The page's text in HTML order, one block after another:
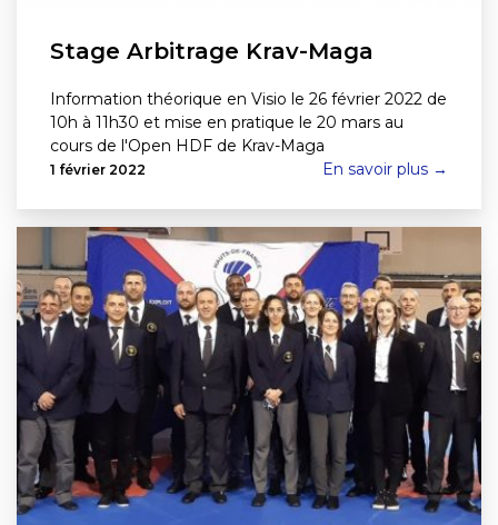
Stage Arbitrage Krav-Maga
Information théorique en Visio le 26 février 2022 de
10h à 11h30 et mise en pratique le 20 mars au
cours de l'Open HDF de Krav-Maga
1 février 2022 En savoir plus →